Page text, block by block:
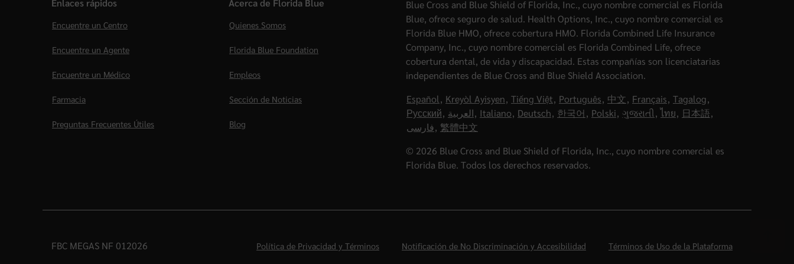
Enlaces rápidos
Encuentre un Centro
Encuentre un Agente
Encuentre un Médico
Farmacia
Preguntas Frecuentes Útiles
Acerca de Florida Blue
Quienes Somos
Florida Blue Foundation
Empleos
Sección de Noticias
Blog
Blue Cross and Blue Shield of Florida, Inc., cuyo nombre comercial es Florida
Blue, ofrece seguro de salud. Health Options, Inc., cuyo nombre comercial es
Florida Blue HMO, ofrece cobertura HMO. Florida Combined Life Insurance
Company, Inc., cuyo nombre comercial es Florida Combined Life, ofrece
cobertura dental, de vida y discapacidad. Estas compañías son licenciatarias
independientes de Blue Cross and Blue Shield Association.
Español, Kreyòl Ayisyen, Tiếng Việt, Português, 中文, Français, Tagalog,
Русский, العربية, Italiano, Deutsch, 한국어, Polski, ગુજરાતી, ไทย, 日本語,
فارسی, 繁體中文
© 2026 Blue Cross and Blue Shield of Florida, Inc., cuyo nombre comercial es
Florida Blue. Todos los derechos reservados.
FBC MEGAS NF 012026 Política de Privacidad y Términos Notificación de No Discriminación y Accesibilidad Términos de Uso de la Plataforma